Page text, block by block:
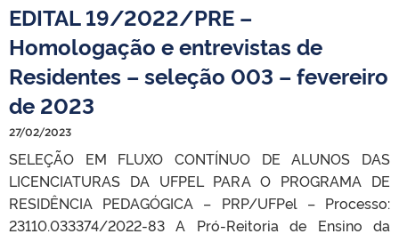
TELEFONES
EDITAL 19/2022/PRE –
Homologação e entrevistas de
Residentes – seleção 003 – fevereiro
de 2023
27/02/2023
SELEÇÃO EM FLUXO CONTÍNUO DE ALUNOS DAS
LICENCIATURAS DA UFPEL PARA O PROGRAMA DE
RESIDÊNCIA PEDAGÓGICA – PRP/UFPel – Processo:
23110.033374/2022-83 A Pró-Reitoria de Ensino da